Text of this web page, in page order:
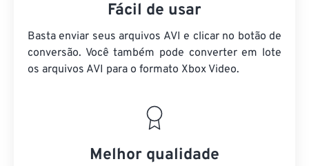
Fácil de usar
Basta enviar seus arquivos AVI e clicar no botão de
conversão. Você também pode converter em lote
os arquivos AVI para o formato Xbox Video.
Melhor qualidade